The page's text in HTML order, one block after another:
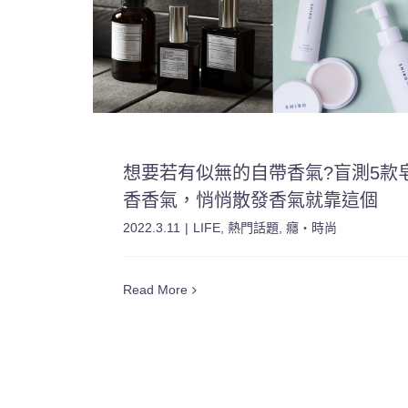
想要若有似無的自帶香氣?盲測5款
香香氣，悄悄散發香氣就靠這個
2022.3.11 | LIFE, 熱門話題, 癮・時尚
Read More